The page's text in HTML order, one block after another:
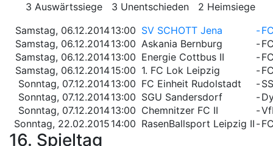
3 Auswärtssiege 3 Unentschieden 2 Heimsiege
Samstag, 06.12.201413:00 SV SCHOTT Jena -
Samstag, 06.12.201413:00 Askania Bernburg -
Samstag, 06.12.201413:00 Energie Cottbus II -
Samstag, 06.12.201415:00 1. FC Lok Leipzig -
Sonntag, 07.12.201413:00 FC Einheit Rudolstadt -
Sonntag, 07.12.201413:00 SGU Sandersdorf -
Sonntag, 07.12.201413:00 Chemnitzer FC II -
Sonntag, 22.02.2015 14:00 RasenBallsport Leipzig II -
16. Spieltag